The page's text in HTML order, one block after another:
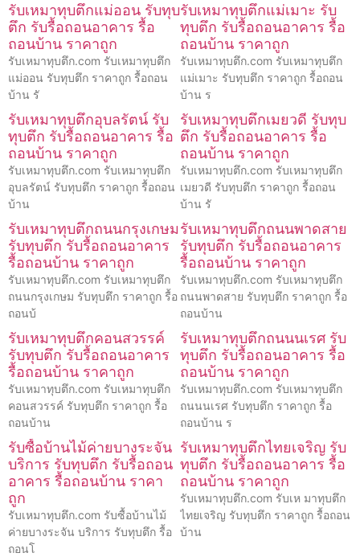
รับเหมาทุบตึกแม่ออน รับทุบ
ตึก รับรื้อถอนอาคาร รื้อ
ถอนบ้าน ราคาถูก
รับเหมาทุบตึก.com รับเหมาทุบตึก
แม่ออน รับทุบตึก ราคาถูก รื้อถอน
บ้าน รั
รับเหมาทุบตึกแม่เมาะ รับ
ทุบตึก รับรื้อถอนอาคาร รื้อ
ถอนบ้าน ราคาถูก
รับเหมาทุบตึก.com รับเหมาทุบตึก
แม่เมาะ รับทุบตึก ราคาถูก รื้อถอน
บ้าน ร
รับเหมาทุบตึกอุบลรัตน์ รับ
ทุบตึก รับรื้อถอนอาคาร รื้อ
ถอนบ้าน ราคาถูก
รับเหมาทุบตึก.com รับเหมาทุบตึก
อุบลรัตน์ รับทุบตึก ราคาถูก รื้อถอน
บ้าน
รับเหมาทุบตึกเมยวดี รับทุบ
ตึก รับรื้อถอนอาคาร รื้อ
ถอนบ้าน ราคาถูก
รับเหมาทุบตึก.com รับเหมาทุบตึก
เมยวดี รับทุบตึก ราคาถูก รื้อถอน
บ้าน รั
รับเหมาทุบตึกถนนกรุงเกษม
รับทุบตึก รับรื้อถอนอาคาร
รื้อถอนบ้าน ราคาถูก
รับเหมาทุบตึก.com รับเหมาทุบตึก
ถนนกรุงเกษม รับทุบตึก ราคาถูก รื้อ
ถอนบ้
รับเหมาทุบตึกถนนพาดสาย
รับทุบตึก รับรื้อถอนอาคาร
รื้อถอนบ้าน ราคาถูก
รับเหมาทุบตึก.com รับเหมาทุบตึก
ถนนพาดสาย รับทุบตึก ราคาถูก รื้อ
ถอนบ้าน
รับเหมาทุบตึกคอนสวรรค์
รับทุบตึก รับรื้อถอนอาคาร
รื้อถอนบ้าน ราคาถูก
รับเหมาทุบตึก.com รับเหมาทุบตึก
คอนสวรรค์ รับทุบตึก ราคาถูก รื้อ
ถอนบ้าน
รับเหมาทุบตึกถนนนเรศ รับ
ทุบตึก รับรื้อถอนอาคาร รื้อ
ถอนบ้าน ราคาถูก
รับเหมาทุบตึก.com รับเหมาทุบตึก
ถนนนเรศ รับทุบตึก ราคาถูก รื้อ
ถอนบ้าน ร
รับซื้อบ้านไม้ค่ายบางระจัน
บริการ รับทุบตึก รับรื้อถอน
อาคาร รื้อถอนบ้าน ราคา
ถูก
รับเหมาทุบตึก.com รับซื้อบ้านไม้
ค่ายบางระจัน บริการ รับทุบตึก รื้อ
ถอนโ
รับเหมาทุบตึกไทยเจริญ รับ
ทุบตึก รับรื้อถอนอาคาร รื้อ
ถอนบ้าน ราคาถูก
รับเหมาทุบตึก.com รับเห มาทุบตึก
ไทยเจริญ รับทุบตึก ราคาถูก รื้อถอน
บ้าน